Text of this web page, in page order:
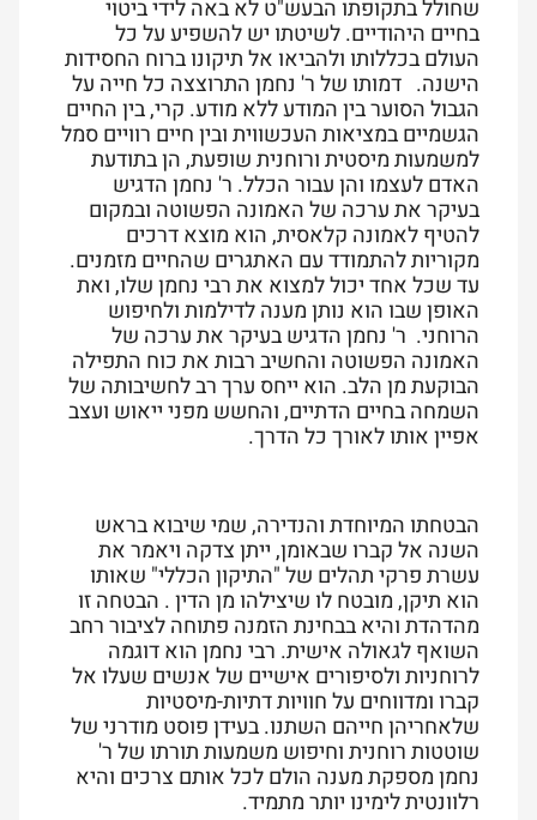
שחולל בתקופתו הבעש"ט לא באה לידי ביטוי
בחיים היהודיים. לשיטתו יש להשפיע על כל
העולם בכללותו ולהביאו אל תיקונו ברוח החסידות
הישנה. דמותו של ר' נחמן התרוצצה כל חייה על
הגבול הסוער בין המודע ללא מודע. קרי, בין החיים
הגשמיים במציאות העכשווית ובין חיים רוויים סמל
למשמעות מיסטית ורוחנית שופעת, הן בתודעת
האדם לעצמו והן עבור הכלל. ר' נחמן הדגיש
בעיקר את ערכה של האמונה הפשוטה ובמקום
להטיף לאמונה קלאסית, הוא מוצא דרכים
מקוריות להתמודד עם האתגרים שהחיים מזמנים.
עד שכל אחד יכול למצוא את רבי נחמן שלו, ואת
האופן שבו הוא נותן מענה לדילמות ולחיפוש
הרוחני. ר' נחמן הדגיש בעיקר את ערכה של
האמונה הפשוטה והחשיב רבות את כוח התפילה
הבוקעת מן הלב. הוא ייחס ערך רב לחשיבותה של
השמחה בחיים הדתיים, והחשש מפני ייאוש ועצב
אפיין אותו לאורך כל הדרך.
הבטחתו המיוחדת והנדירה, שמי שיבוא בראש
השנה אל קברו שבאומן, ייתן צדקה ויאמר את
עשרת פרקי תהלים של "התיקון הכללי" שאותו
הוא תיקן, מובטח לו שיצילהו מן הדין . הבטחה זו
מהדהדת והיא בבחינת הזמנה פתוחה לציבור רחב
השואף לגאולה אישית. רבי נחמן הוא דוגמה
לרוחניות ולסיפורים אישיים של אנשים שעלו אל
קברו ומדווחים על חוויות דתיות-מיסטיות
שלאחריהן חייהם השתנו. בעידן פוסט מודרני של
שוטטות רוחנית וחיפוש משמעות תורתו של ר'
נחמן מספקת מענה הולם לכל אותם צרכים והיא
רלוונטית לימינו יותר מתמיד.